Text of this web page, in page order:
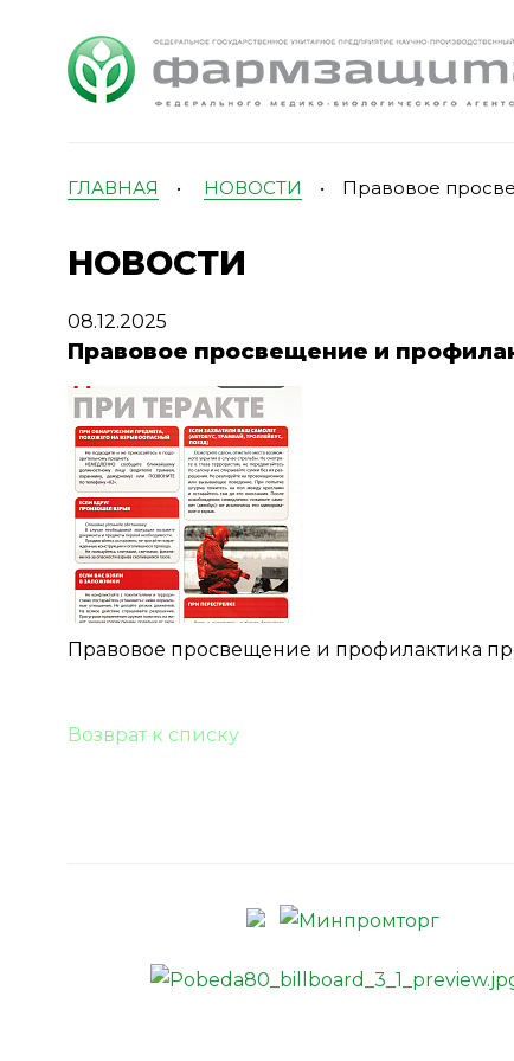
ГЛАВНАЯ • НОВОСТИ • Правовое
НОВОСТИ
08.12.2025
Правовое просвещение и
Правовое просвещение и профилактика
Возврат к списку